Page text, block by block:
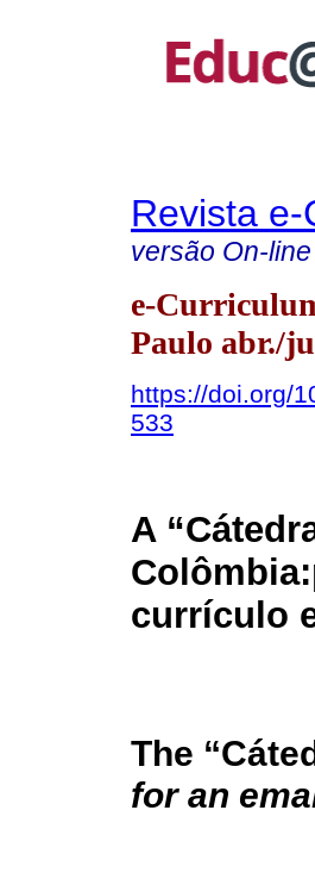
Revista e-
versão On-line
e-
Paulo abr./
https://doi.org/
533
A
Colômbia:
currículo
The
for an